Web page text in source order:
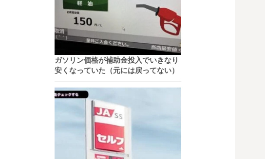
ガソリン価格が補助金投入でいきなり
安くなっていた（元には戻ってない）